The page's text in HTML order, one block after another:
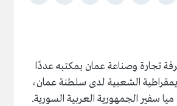
تجارة وصناعة عمان بمكتبه عددًا
الشعبية لدى سلطنة عمان،
سفير الجمهورية العربية السورية.